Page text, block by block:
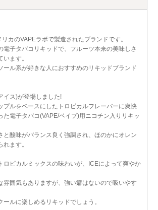
カのVAPEラボで製造されたブランドです。
電子タバコリキッドで、フルーツ本来の美味しさ
ます。
ール系が好きな人におすすめのリキッドブランド
イス)が登場しました!
プルをベースにしたトロピカルフレーバーに爽快
た電子タバコ(VAPE/ベイプ)用ニコチン入りリキッ
と酸味がバランス良く強調され、ほのかにオレン
ます。
ロピカルミックスの味わいが、ICEによって爽やか
雰囲気もありますが、強い癖はないので吸いやす
ルに楽しめるリキッドでしょう。